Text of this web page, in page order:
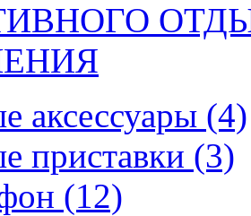
аксессуары (4)
приставки (3)
(12)